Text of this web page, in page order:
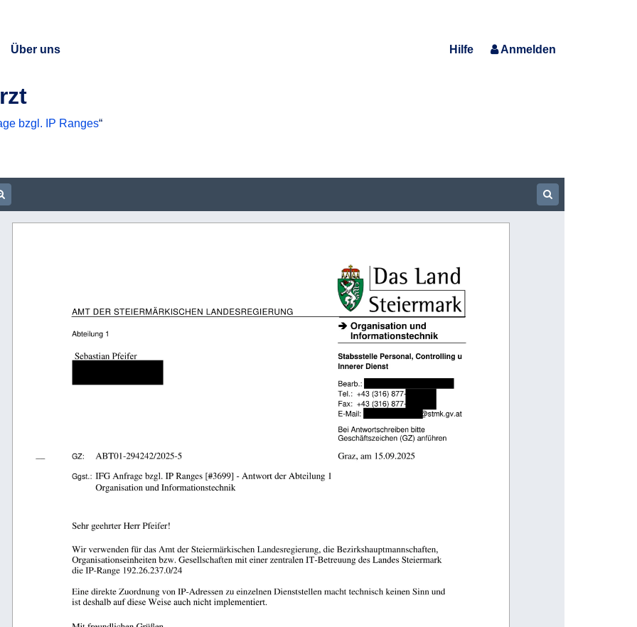
Über uns Hilfe Anmelden
bzgl. IP Ranges“
URL
out
                                          
            
                                         
                                      
 
                                                    
                       
 
                                                          
                                               
                                                                                                            
  